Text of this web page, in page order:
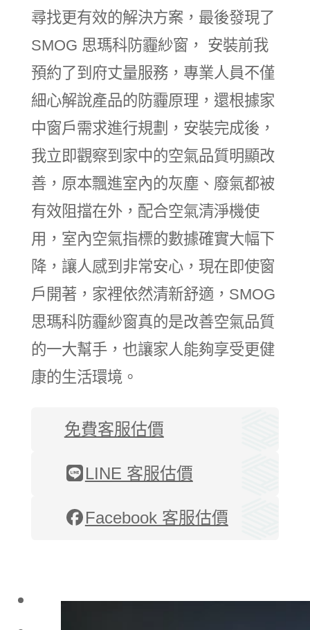
尋找更有效的解決方案，最後發現了
SMOG 思瑪科防霾紗窗， 安裝前我
預約了到府丈量服務，專業人員不僅
細心解說產品的防霾原理，還根據家
中窗戶需求進行規劃，安裝完成後，
我立即觀察到家中的空氣品質明顯改
善，原本飄進室內的灰塵、廢氣都被
有效阻擋在外，配合空氣清淨機使
用，室內空氣指標的數據確實大幅下
降，讓人感到非常安心，現在即使窗
戶開著，家裡依然清新舒適，SMOG
思瑪科防霾紗窗真的是改善空氣品質
的一大幫手，也讓家人能夠享受更健
康的生活環境。
免費客服估價
LINE 客服估價
Facebook 客服估價